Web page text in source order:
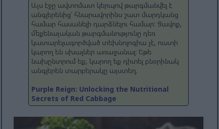
Այս էջը ավտոմատ կերպով թարգմանվել է
անգլերենից՝ հնարավորինս շատ մարդկանց
համար հասանելի դարձնելու համար: Ցավոք,
մեքենայական թարգմանությունը դեռ
կատարելագործված տեխնոլոգիա չէ, ուստի
կարող են սխալներ առաջանալ: Եթե ​​
նախընտրում եք, կարող եք դիտել բնօրինակ
անգլերեն տարբերակը այստեղ.
Purple Reign: Unlocking the Nutritional
Secrets of Red Cabbage